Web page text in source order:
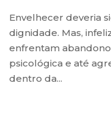
Envelhecer deveria
dignidade. Mas,
enfrentam
psicológica e até
dentro da...